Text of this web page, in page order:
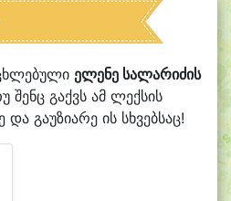
ელენე სალარიძის
შენც გაქვს ამ ლექსის
და გაუზიარე ის სხვებსაც!